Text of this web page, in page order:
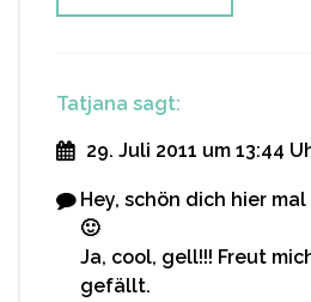
Tatjana sagt:
29. Juli 2011 um 13:44
Hey, schön dich hier
🙂
Ja, cool, gell!!! Freut
gefällt.